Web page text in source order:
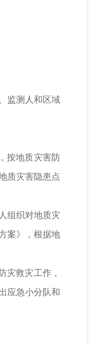
监测人和区域
按地质灾害防
质灾害隐患点
组织对地质灾
案》，根据地
灾救灾工作，
应急小分队和